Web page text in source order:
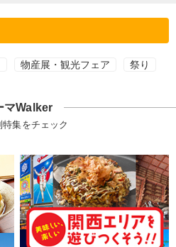
物産展・観光フェア 祭り
マWalker
特集をチェック